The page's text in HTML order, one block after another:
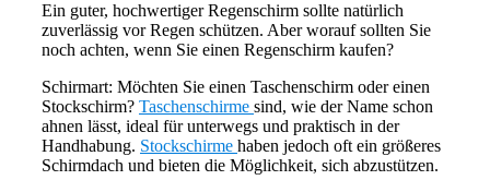
Ein guter, hochwertiger Regenschirm sollte natürlich
zuverlässig vor Regen schützen. Aber worauf sollten Sie
noch achten, wenn Sie einen Regenschirm kaufen?
Schirmart: Möchten Sie einen Taschenschirm oder einen
Stockschirm? Taschenschirme sind, wie der Name schon
ahnen lässt, ideal für unterwegs und praktisch in der
Handhabung. Stockschirme haben jedoch oft ein größeres
Schirmdach und bieten die Möglichkeit, sich abzustützen.